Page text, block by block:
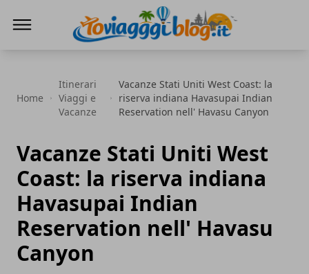
Home
Itinerari
Viaggi e
Vacanze
Vacanze Stati Uniti West Coast: la
riserva indiana Havasupai Indian
Reservation nell' Havasu Canyon
Vacanze Stati Uniti West
Coast: la riserva indiana
Havasupai Indian
Reservation nell' Havasu
Canyon